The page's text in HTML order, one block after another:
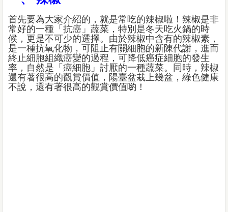
首先要為大家介紹的，就是常吃的辣椒啦！辣椒是非
常好的一種「抗癌」蔬菜，特別是冬天吃火鍋的時
候，更是不可少的選擇。由於辣椒中含有的辣椒素，
是一種抗氧化物，可阻止有關細胞的新陳代謝，進而
終止細胞組織癌變的過程，可降低癌症細胞的發生
率，自然是「癌細胞」討厭的一種蔬菜。同時，辣椒
還有著很高的觀賞價值，陽臺盆栽上幾盆，綠色健康
不說，還有著很高的觀賞價值喲！